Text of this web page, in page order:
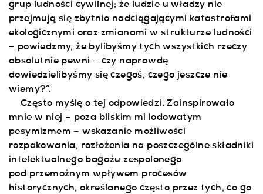
grup ludności cywilnej; że ludzie u władzy nie
przejmują się zbytnio nadciągającymi katastrofami
ekologicznymi oraz zmianami w strukturze ludności
– powiedzmy, że bylibyśmy tych wszystkich rzeczy
absolutnie pewni – czy naprawdę
dowiedzielibyśmy się czegoś, czego jeszcze nie
wiemy?”.
Często myślę o tej odpowiedzi. Zainspirowało
mnie w niej – poza bliskim mi lodowatym
pesymizmem – wskazanie możliwości
rozpakowania, rozłożenia na poszczególne składniki
intelektualnego bagażu zespolonego
pod przemożnym wpływem procesów
historycznych, określanego często przez tych, co go